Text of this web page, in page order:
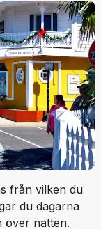
från vilken du
du dagarna
över natten.